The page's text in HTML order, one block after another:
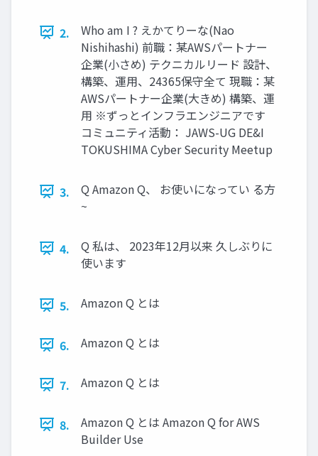
2.
Who am I ? えかてりーな(Nao
Nishihashi) 前職：某AWSパートナー
企業(小さめ) テクニカルリード 設計、
構築、運用、24365保守全て 現職：某
AWSパートナー企業(大きめ) 構築、運
用 ※ずっとインフラエンジニアです
コミュニティ活動： JAWS-UG DE&I
TOKUSHIMA Cyber Security Meetup
3.
Q Amazon Q、 お使いになってい る方
~
4.
Q 私は、 2023年12月以来 久しぶりに
使います
5. Amazon Q とは
6. Amazon Q とは
7. Amazon Q とは
8.
Amazon Q とは Amazon Q for AWS
Builder Use